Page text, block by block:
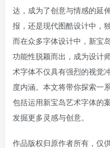
达，成为了创意与情感的延
报，还是现代图酷设计中，
而在众多字体设计中，新宝
功能性脱颖而出，成为设计
术字体不仅具有强烈的视觉
度内涵。本文将带你探索一
包括运用新宝岛艺术字体的
发掘更多灵感与创意。
作品版权归原作者所有，仅